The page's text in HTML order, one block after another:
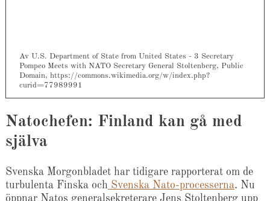
Av U.S. Department of State from United States - 3 Secretary
Pompeo Meets with NATO Secretary General Stoltenberg, Public
Domain, https://commons.wikimedia.org/w/index.php?
curid=77989991
Natochefen: Finland kan gå med
själva
Svenska Morgonbladet har tidigare rapporterat om de
turbulenta Finska och Svenska Nato-processerna. Nu
öppnar Natos generalsekreterare Jens Stoltenberg upp